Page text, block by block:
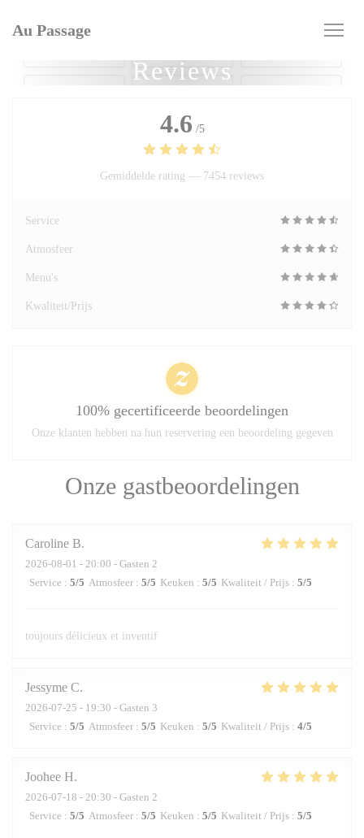
Au Passage
Reviews
Onze gastbeoordelingen
Caroline B
2026-08-01 - 20:00 - Gasten 2
Service : 5/5 Atmosfeer : 5/5 Keuken : 5/5 Kwaliteit / Prijs : 5/5
toujours délicieux et inventif
Jessyme C
2026-07-25 - 19:30 - Gasten 3
Service : 5/5 Atmosfeer : 5/5 Keuken : 5/5 Kwaliteit / Prijs : 4/5
Joohee H
2026-07-18 - 20:30 - Gasten 2
Service : 5/5 Atmosfeer : 5/5 Keuken : 5/5 Kwaliteit / Prijs : 5/5
4.6 /5
Gemiddelde rating — 7454 reviews
Service
Atmosfeer
Menu's
Kwaliteit/Prijs
100% gecertificeerde beoordelingen
Onze klanten hebben na hun reservering een beoordeling gegeven